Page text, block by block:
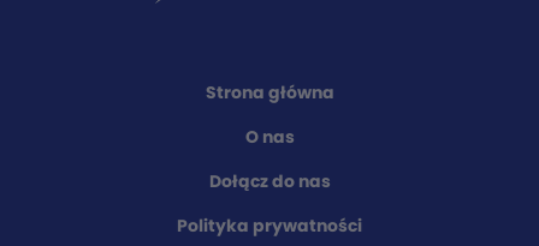
Strona główna
O nas
Dołącz do nas
Polityka prywatności